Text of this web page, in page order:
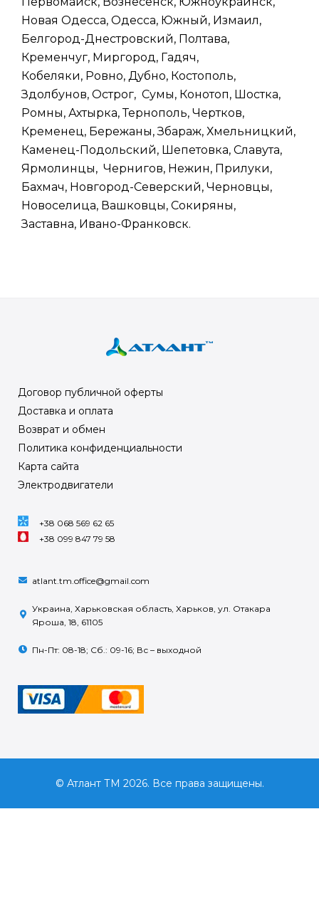
Новая Одесса, Одесса, Южный, Измаил,
Белгород-Днестровский, Полтава,
Кременчуг, Миргород, Гадяч,
Кобеляки, Ровно, Дубно, Костополь,
Здолбунов, Острог, Сумы, Конотоп, Шостка,
Ромны, Ахтырка, Тернополь, Чертков,
Кременец, Бережаны, Збараж, Хмельницкий,
Каменец-Подольский, Шепетовка, Славута,
Ярмолинцы, Чернигов, Нежин, Прилуки,
Бахмач, Новгород-Северский, Черновцы,
Новоселица, Вашковцы, Сокиряны,
Заставна, Ивано-Франковск.
Договор публичной оферты
Доставка и оплата
Возврат и обмен
Политика конфиденциальности
Карта сайта
Электродвигатели
+38 068 569 62 65
+38 099 847 79 58
atlant.tm.office@gmail.com
Украина, Харьковская область, Харьков, ул. Отакара
Яроша, 18, 61105
Пн-Пт: 08-18; Сб.: 09-16; Вс – выходной
© Атлант ТМ 2026. Все права защищены.